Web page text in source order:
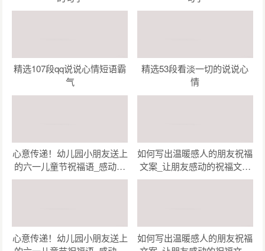
精选107段qq说说心情短语霸
气
精选53段看淡一切的说说心
情
心意传递！幼儿园小朋友送上
的六一儿童节祝福语_感动瞬
间！幼儿园小朋友为六一儿童
如何写出温暖感人的朋友祝福
文案_让朋友感动的祝福文案
创作指南（精选47句）
心意传递！幼儿园小朋友送上
如何写出温暖感人的朋友祝福